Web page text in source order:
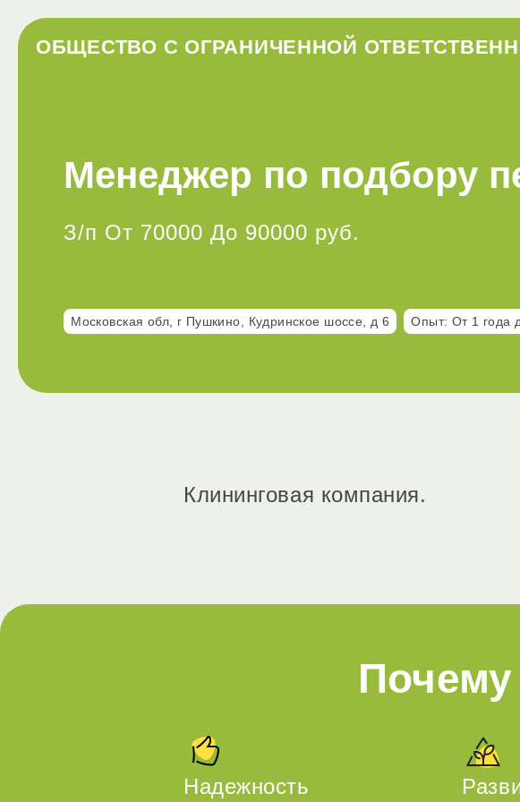
ОБЩЕСТВО С ОГРАНИЧЕННОЙ
Менеджер по подбору
З/п От 70000 До 90000 руб.
Московская обл, г Пушкино, Кудринское шоссе, д 6 Опыт: От 1 года
Клининговая компания.
Надежность